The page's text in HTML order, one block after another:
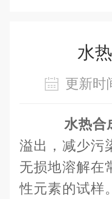
水
更新
水热合
溢出，减少污
无损地溶解在
性元素的试样